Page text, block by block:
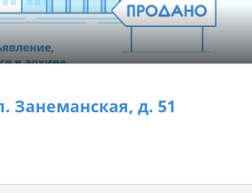
Занеманская, д. 51